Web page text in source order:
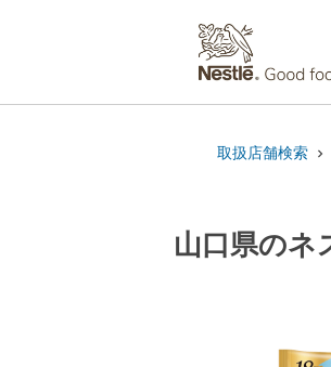
取扱店舗検索
山口県のネ